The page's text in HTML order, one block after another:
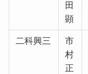
田
顕
二科興三
市
村
正